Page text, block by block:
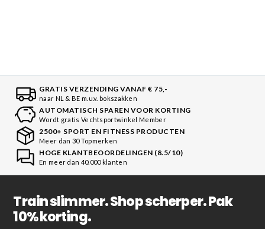
GRATIS VERZENDING VANAF € 75,-
naar NL & BE m.u.v. bokszakken
AUTOMATISCH SPAREN VOOR KORTING
Wordt gratis Vechtsportwinkel Member
2500+ SPORT EN FITNESS PRODUCTEN
Meer dan 30 Topmerken
HOGE KLANTBEOORDELINGEN (8.5/10)
En meer dan 40.000 klanten
Train slimmer. Shop scherper. Pak
10% korting.